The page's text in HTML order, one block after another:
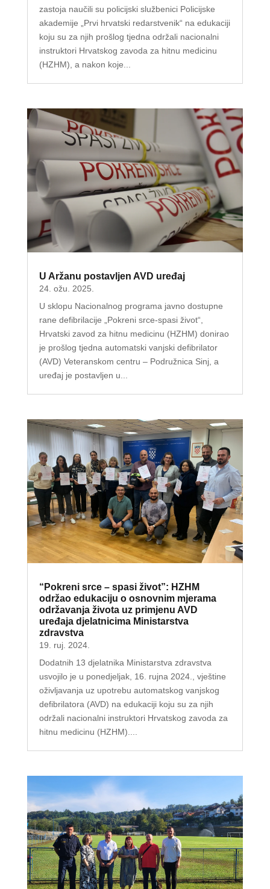
zastoja naučili su policijski službenici Policijske
akademije „Prvi hrvatski redarstvenik“ na edukaciji
koju su za njih prošlog tjedna održali nacionalni
instruktori Hrvatskog zavoda za hitnu medicinu
(HZHM), a nakon koje...
U Aržanu postavljen AVD uređaj
24. ožu. 2025.
U sklopu Nacionalnog programa javno dostupne
rane defibrilacije „Pokreni srce-spasi život“,
Hrvatski zavod za hitnu medicinu (HZHM) donirao
je prošlog tjedna automatski vanjski defibrilator
(AVD) Veteranskom centru – Podružnica Sinj, a
uređaj je postavljen u...
“Pokreni srce – spasi život”: HZHM
održao edukaciju o osnovnim mjerama
održavanja života uz primjenu AVD
uređaja djelatnicima Ministarstva
zdravstva
19. ruj. 2024.
Dodatnih 13 djelatnika Ministarstva zdravstva
usvojilo je u ponedjeljak, 16. rujna 2024., vještine
oživljavanja uz upotrebu automatskog vanjskog
defibrilatora (AVD) na edukaciji koju su za njih
održali nacionalni instruktori Hrvatskog zavoda za
hitnu medicinu (HZHM)....